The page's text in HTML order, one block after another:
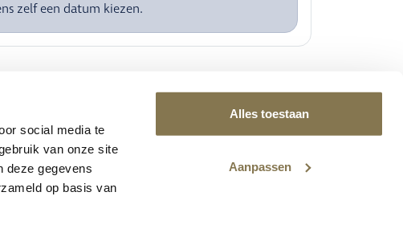
social media te
van onze site
deze gegevens
op basis van
Alles toestaan
Aanpassen
zelf een datum kiezen.